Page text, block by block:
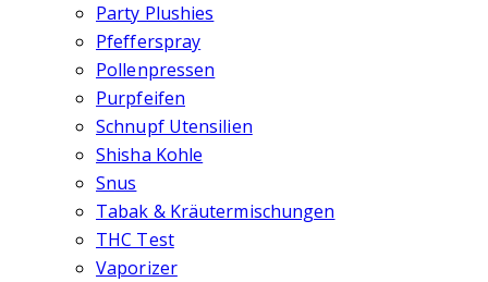
Party Plushies
Pfefferspray
Pollenpressen
Purpfeifen
Schnupf Utensilien
Shisha Kohle
Snus
Tabak & Kräutermischungen
THC Test
Vaporizer